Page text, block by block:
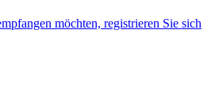
möchten, registrieren Sie sich